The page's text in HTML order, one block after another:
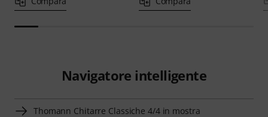
Navigatore intelligente
Thomann Chitarre Classiche 4/4 in mostra